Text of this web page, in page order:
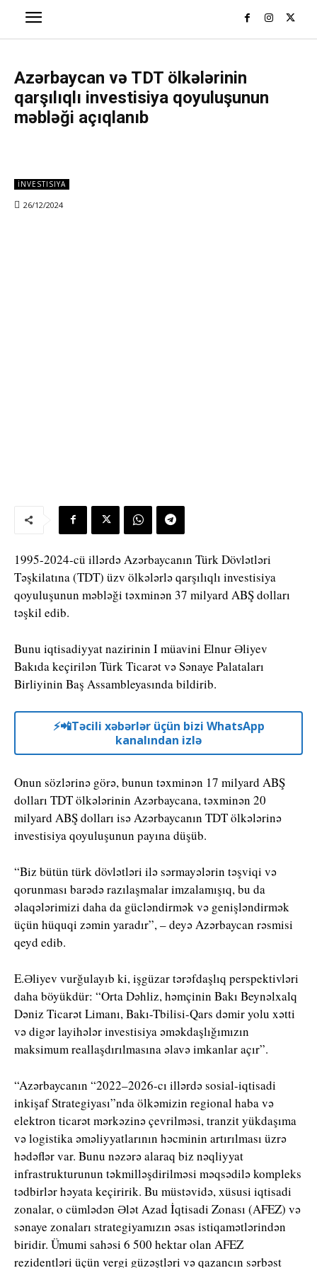
Azərbaycan və TDT ölkələrinin
qarşılıqlı investisiya qoyuluşunun
məbləği açıqlanıb
İNVESTISIYA
26/12/2024
1995-2024-cü illərdə Azərbaycanın Türk Dövlətləri
Təşkilatına (TDT) üzv ölkələrlə qarşılıqlı investisiya
qoyuluşunun məbləği təxminən 37 milyard ABŞ dolları
təşkil edib.
Bunu iqtisadiyyat nazirinin I müavini Elnur Əliyev
Bakıda keçirilən Türk Ticarət və Sənaye Palataları
Birliyinin Baş Assambleyasında bildirib.
⚡️📲Təcili xəbərlər üçün bizi WhatsApp
kanalından izlə
Onun sözlərinə görə, bunun təxminən 17 milyard ABŞ
dolları TDT ölkələrinin Azərbaycana, təxminən 20
milyard ABŞ dolları isə Azərbaycanın TDT ölkələrinə
investisiya qoyuluşunun payına düşüb.
“Biz bütün türk dövlətləri ilə sərmayələrin təşviqi və
qorunması barədə razılaşmalar imzalamışıq, bu da
əlaqələrimizi daha da gücləndirmək və genişləndirmək
üçün hüquqi zəmin yaradır”, – deyə Azərbaycan rəsmisi
qeyd edib.
E.Əliyev vurğulayıb ki, işgüzar tərəfdaşlıq perspektivləri
daha böyükdür: “Orta Dəhliz, həmçinin Bakı Beynəlxalq
Dəniz Ticarət Limanı, Bakı-Tbilisi-Qars dəmir yolu xətti
və digər layihələr investisiya əməkdaşlığımızın
maksimum reallaşdırılmasına əlavə imkanlar açır”.
“Azərbaycanın “2022–2026-cı illərdə sosial-iqtisadi
inkişaf Strategiyası”nda ölkəmizin regional haba və
elektron ticarət mərkəzinə çevrilməsi, tranzit yükdaşıma
və logistika əməliyyatlarının həcminin artırılması üzrə
hədəflər var. Bunu nəzərə alaraq biz nəqliyyat
infrastrukturunun təkmilləşdirilməsi məqsədilə kompleks
tədbirlər həyata keçiririk. Bu müstəvidə, xüsusi iqtisadi
zonalar, o cümlədən Ələt Azad İqtisadi Zonası (AFEZ) və
sənaye zonaları strategiyamızın əsas istiqamətlərindən
biridir. Ümumi sahəsi 6 500 hektar olan AFEZ
rezidentləri üçün vergi güzəştləri və qazancın sərbəst